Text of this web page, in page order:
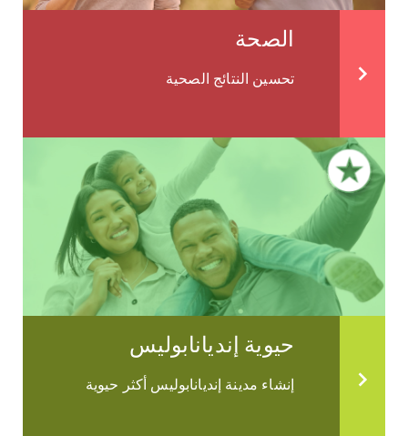
الصحة
تحسين النتائج الصحية
حيوية إنديانابوليس
إنشاء مدينة إنديانابوليس أكثر حيوية